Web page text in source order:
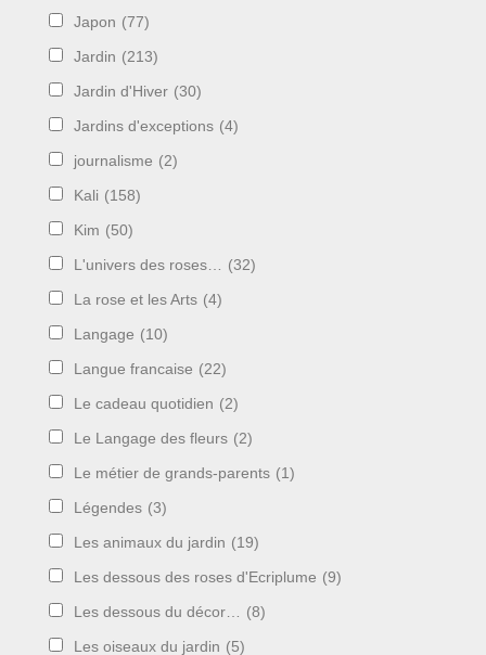
Japon (77)
Jardin (213)
Jardin d'Hiver (30)
Jardins d'exceptions (4)
journalisme (2)
Kali (158)
Kim (50)
L'univers des roses… (32)
La rose et les Arts (4)
Langage (10)
Langue francaise (22)
Le cadeau quotidien (2)
Le Langage des fleurs (2)
Le métier de grands-parents (1)
Légendes (3)
Les animaux du jardin (19)
Les dessous des roses d'Ecriplume (9)
Les dessous du décor… (8)
Les oiseaux du jardin (5)